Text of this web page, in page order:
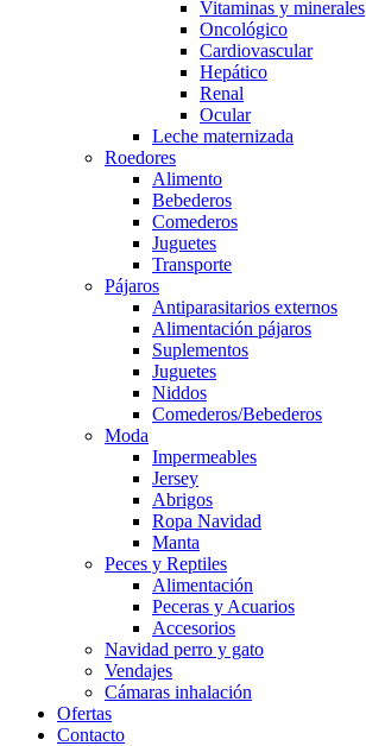
Vitaminas y minerales
Oncológico
Cardiovascular
Hepático
Renal
Ocular
Leche maternizada
Roedores
Alimento
Bebederos
Comederos
Juguetes
Transporte
Pájaros
Antiparasitarios externos
Alimentación pájaros
Suplementos
Juguetes
Niddos
Comederos/Bebederos
Moda
Impermeables
Jersey
Abrigos
Ropa Navidad
Manta
Peces y Reptiles
Alimentación
Peceras y Acuarios
Accesorios
Navidad perro y gato
Vendajes
Cámaras inhalación
Ofertas
Contacto